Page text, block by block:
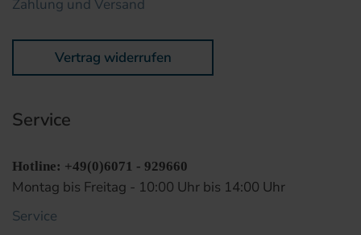
Zahlung und Versand
Vertrag widerrufen
Service
Hotline: +49(0)6071 - 929660
Montag bis Freitag - 10:00 Uhr bis 14:00 Uhr
Service